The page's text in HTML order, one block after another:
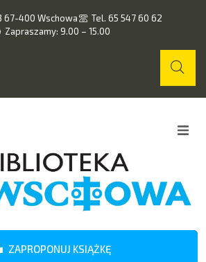
67-400 Wschowa
Tel. 65 547 60 62
Zapraszamy: 9.00 – 15.00
O nas
Wydarzenia
ZAPROPONUJ KSIĄŻKĘ